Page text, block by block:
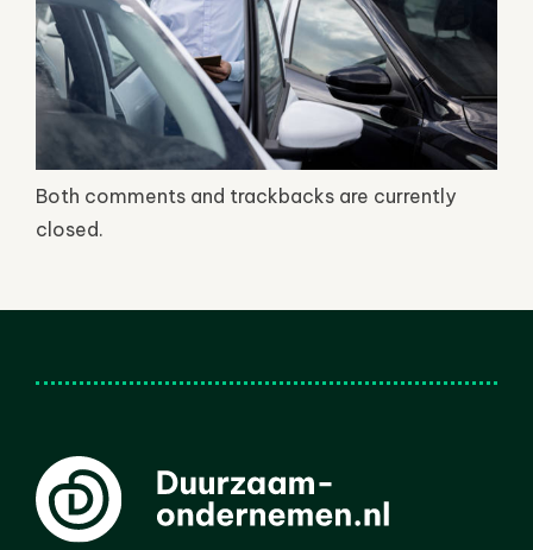
Both comments and trackbacks are currently
closed.